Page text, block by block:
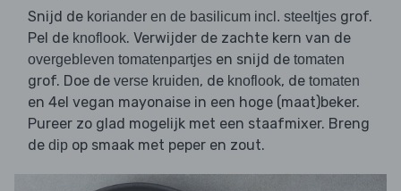
Snijd de koriander en de basilicum incl. steeltjes grof.
Pel de knoflook. Verwijder de zachte kern van de
overgebleven tomatenpartjes en snijd de tomaten
grof. Doe de verse kruiden, de knoflook, de tomaten
en 4el vegan mayonaise in een hoge (maat)beker.
Pureer zo glad mogelijk met een staafmixer. Breng
de dip op smaak met peper en zout.